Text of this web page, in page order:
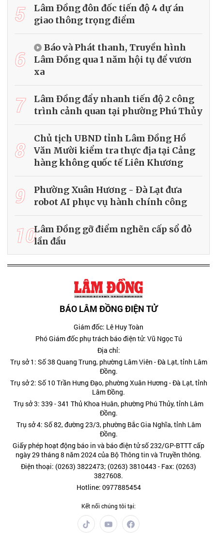
5
Lâm Đồng đôn đốc tiến độ 4 dự án
giao thông trọng điểm
6
Báo và Phát thanh, Truyền hình
Lâm Đồng qua 1 năm hội tụ để vươn
xa
7
Lâm Đồng đẩy nhanh tiến độ 2 công
trình cảnh quan tại phường Phú Thủy
8
Chủ tịch UBND tỉnh Lâm Đồng Hồ
Văn Mười kiểm tra thực địa tại Cảng
hàng không quốc tế Liên Khương
9
Phường Xuân Hương - Đà Lạt đưa
robot AI phục vụ hành chính công
10Lâm Đồng gỡ điểm nghẽn cấp sổ đỏ
lần đầu
BÁO LÂM ĐỒNG ĐIỆN TỬ
Giám đốc: Lê Huy Toàn
Phó Giám đốc phụ trách báo điện tử: Vũ Ngọc Tú
Địa chỉ:
Trụ sở 1: Số 38 Quang Trung, phường Lâm Viên - Đà Lạt, tỉnh Lâm
Đồng.
Trụ sở 2: Số 10 Trần Hưng Đạo, phường Xuân Hương - Đà Lạt, tỉnh
Lâm Đồng.
Trụ sở 3: 339 - 341 Thủ Khoa Huân, phường Phú Thủy, tỉnh Lâm
Đồng.
Trụ sở 4: Số 82, đường 23/3, phường Bắc Gia Nghĩa, tỉnh Lâm
Đồng.
Giấy phép hoạt động báo in và báo điện tử số 232/GP-BTTT cấp
ngày 29 tháng 8 năm 2024 của Bộ Thông tin và Truyền thông.
Điện thoại: (0263) 3822473; (0263) 3810443 - Fax: (0263)
3827608.
Hotline: 0977885454
Kết nối chúng tôi tại: